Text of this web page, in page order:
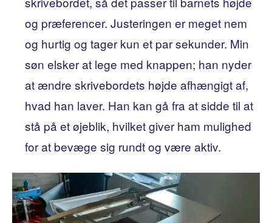
og præferencer. Justeringen er meget nem
og hurtig og tager kun et par sekunder. Min
søn elsker at lege med knappen; han nyder
at ændre skrivebordets højde afhængigt af,
hvad han laver. Han kan gå fra at sidde til at
stå på et øjeblik, hvilket giver ham mulighed
for at bevæge sig rundt og være aktiv.